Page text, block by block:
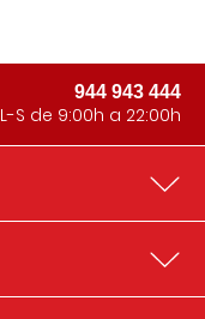
944 943 444
L-S de 9:00h a 22:00h